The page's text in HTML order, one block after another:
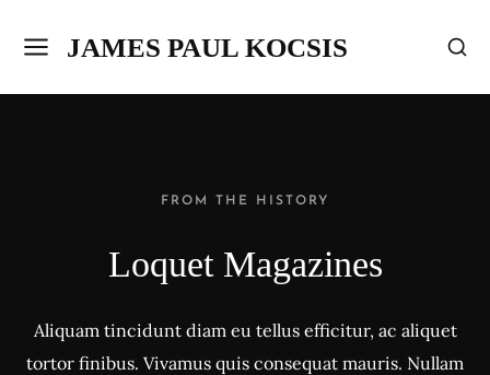
JAMES PAUL KOCSIS
FROM THE HISTORY
Loquet Magazines
Aliquam tincidunt diam eu tellus efficitur, ac aliquet
tortor finibus. Vivamus quis consequat mauris. Nullam